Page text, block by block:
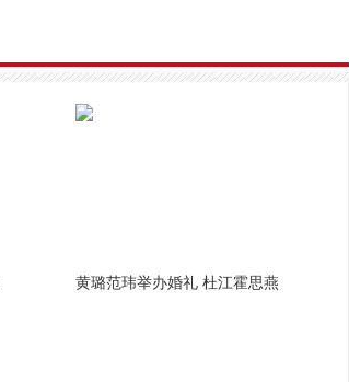
黄璐范玮举办婚礼 杜江霍思燕